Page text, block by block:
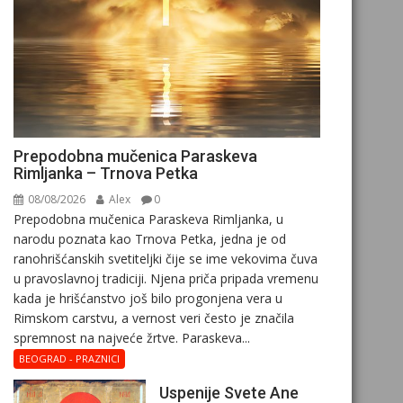
Prepodobna mučenica Paraskeva
Rimljanka – Trnova Petka
08/08/2026 Alex 0
Prepodobna mučenica Paraskeva Rimljanka, u
narodu poznata kao Trnova Petka, jedna je od
ranohrišćanskih svetiteljki čije se ime vekovima čuva
u pravoslavnoj tradiciji. Njena priča pripada vremenu
kada je hrišćanstvo još bilo progonjena vera u
Rimskom carstvu, a vernost veri često je značila
spremnost na najveće žrtve. Paraskeva...
BEOGRAD - PRAZNICI
Uspenije Svete Ane